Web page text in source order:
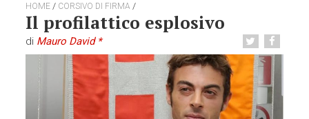
HOME / CORSIVO DI FIRMA /
Il profilattico esplosivo
di Mauro David *